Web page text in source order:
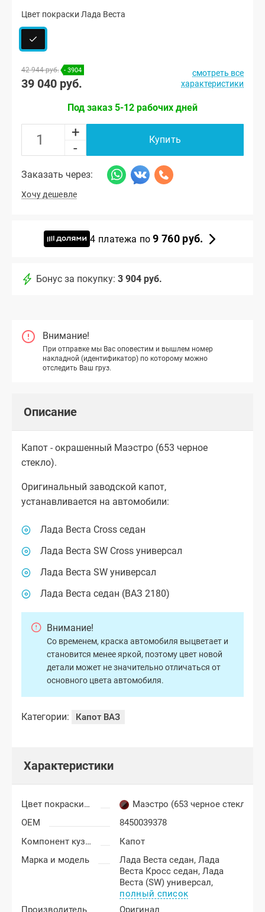
Цвет покраски Лада Веста
42 944 руб. - 3904
39 040 руб.
смотреть все
характеристики
Под заказ 5-12 рабочих дней
+
-
Купить
Заказать через:
Хочу дешевле
4 платежа по9 760 руб.
Бонус за покупку: 3 904 руб.
Внимание!
При отправке мы Вас оповестим и вышлем номер
накладной (идентификатор) по которому можно
отследить Ваш груз.
Описание
Капот - окрашенный Маэстро (653 черное
стекло).
Оригинальный заводской капот,
устанавливается на автомобили:
Лада Веста Cross седан
Лада Веста SW Cross универсал
Лада Веста SW универсал
Лада Веста седан (ВАЗ 2180)
Внимание!
Со временем, краска автомобиля выцветает и
становится менее яркой, поэтому цвет новой
детали может не значительно отличаться от
основного цвета автомобиля.
Категории: Капот ВАЗ
Характеристики
Цвет покраски Лада Веста
Маэстро (653 черное стекло)
OEM
8450039378
Компонент кузова
Капот
Марка и модель
Лада Веста седан,Лада
Веста Кросс седан,Лада
Веста (SW) универсал,
полный список
Производитель
Оригинал